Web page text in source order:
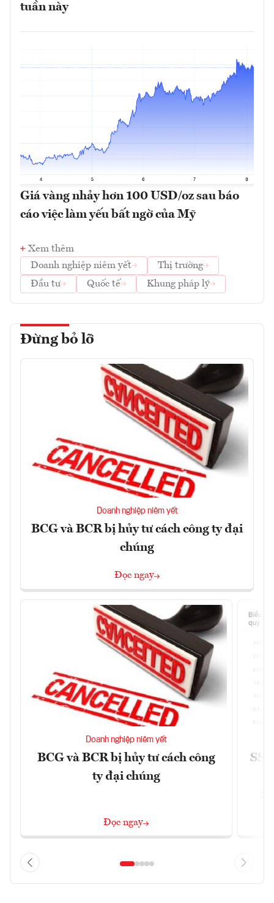
tuần này
Giá vàng nhảy hơn 100 USD/oz sau báo
cáo việc làm yếu bất ngờ của Mỹ
Xem thêm
Doanh nghiệp niêm yết
Thị trường
Đầu tư
Quốc tế Khung pháp lý
Đừng bỏ lỡ
Doanh nghiệp niêm yết
BCG và BCR bị hủy tư cách công ty đại
chúng
Đọc ngay
Doanh nghiệp niêm yết
BCG và BCR bị hủy tư cách công
ty đại chúng
Đọc ngay
SSI